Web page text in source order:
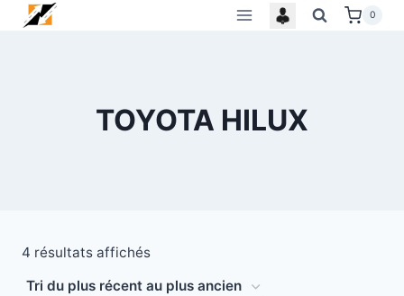
Skip
0
TOYOTA HILUX
4 résultats affichésTrié
du